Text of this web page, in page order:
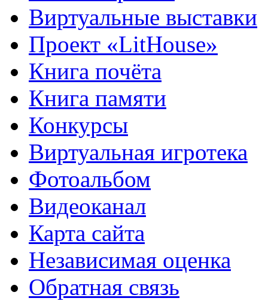
Виртуальные выставки
Проект «LitHouse»
Книга почёта
Книга памяти
Конкурсы
Виртуальная игротека
Фотоальбом
Видеоканал
Карта сайта
Независимая оценка
Обратная связь